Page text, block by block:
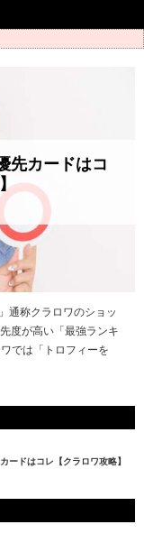
先カードはコ
通称クラロワのショッ
度が高い「最強ランキ
では「トロフィーを
ードはコレ【クラロワ攻略】